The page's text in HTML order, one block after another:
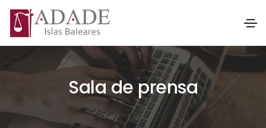
Sala de prensa